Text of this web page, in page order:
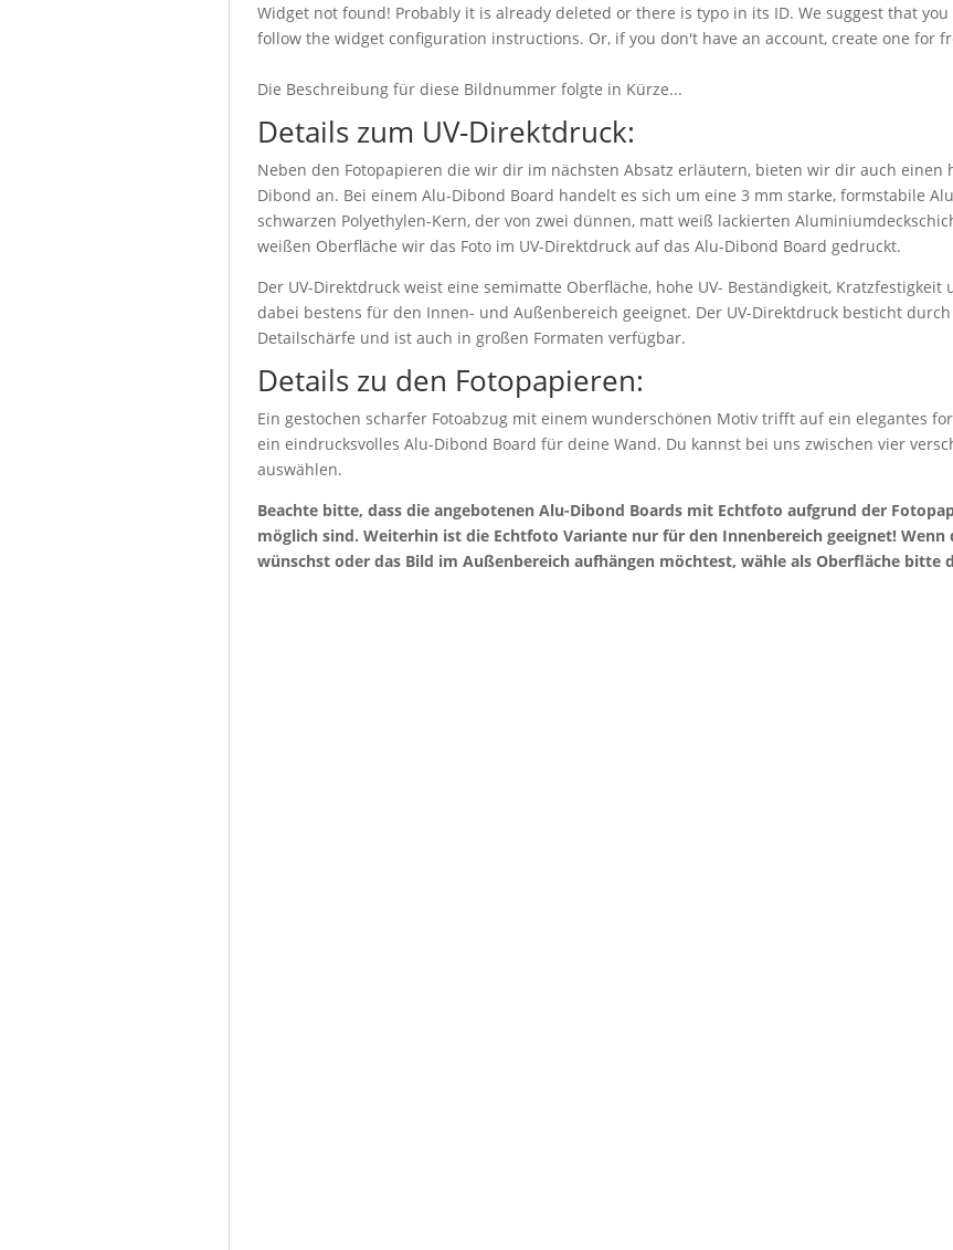
Widget not found! Probably it is already deleted or there is typo in its ID. We suggest that
follow the widget configuration instructions. Or, if you don't have an account, create one for
Die Beschreibung für diese Bildnummer folgte in Kürze...
Details zum UV-Direktdruck:
Neben den Fotopapieren die wir dir im nächsten Absatz erläutern, bieten wir dir auch einen
Dibond an. Bei einem Alu-Dibond Board handelt es sich um eine 3 mm starke, formstabile
schwarzen Polyethylen-Kern, der von zwei dünnen, matt weiß lackierten
weißen Oberfläche wir das Foto im UV-Direktdruck auf das Alu-Dibond Board gedruckt.
Der UV-Direktdruck weist eine semimatte Oberfläche, hohe UV- Beständigkeit,
dabei bestens für den Innen- und Außenbereich geeignet. Der UV-Direktdruck besticht
Detailschärfe und ist auch in großen Formaten verfügbar.
Details zu den Fotopapieren:
Ein gestochen scharfer Fotoabzug mit einem wunderschönen Motiv trifft auf ein elegantes
ein eindrucksvolles Alu-Dibond Board für deine Wand. Du kannst bei uns zwischen vier
auswählen.
Beachte bitte, dass die angebotenen Alu-Dibond Boards mit Echtfoto aufgrund der
möglich sind. Weiterhin ist die Echtfoto Variante nur für den Innenbereich geeignet! Wenn
wünschst oder das Bild im Außenbereich aufhängen möchtest, wähle als Oberfläche bitte